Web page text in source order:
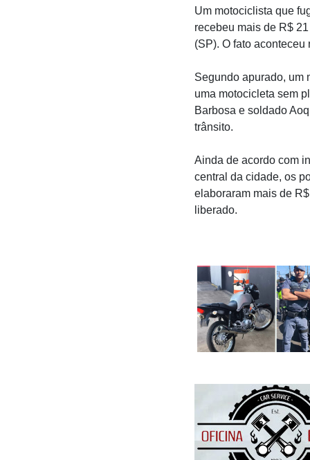
Um motociclista que
recebeu mais de R$
(SP). O fato
Segundo apurado, um
uma motocicleta sem
Barbosa e soldado
trânsito.
Ainda de acordo com
central da cidade, os
elaboraram mais de
liberado.